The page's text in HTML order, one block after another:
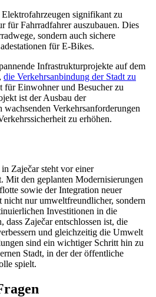
signifikant zu
für Fahrradfahrer auszubauen. Dies
sondern auch sichere
für E-Bikes.
Infrastrukturprojekte auf dem
die Verkehrsanbindung der Stadt zu
für Einwohner und Besucher zu
ist der Ausbau der
wachsenden Verkehrsanforderungen
zu erhöhen.
Zaječar steht vor einer
Mit den geplanten Modernisierungen
sowie der Integration neuer
nur umweltfreundlicher, sondern
Investitionen in die
dass Zaječar entschlossen ist, die
und gleichzeitig die Umwelt
sind ein wichtiger Schritt hin zu
Stadt, in der der öffentliche
spielt.